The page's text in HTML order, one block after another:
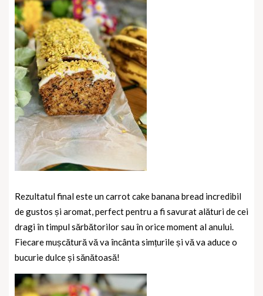
Rezultatul final este un carrot cake banana bread incredibil
de gustos și aromat, perfect pentru a fi savurat alături de cei
dragi în timpul sărbătorilor sau în orice moment al anului.
Fiecare mușcătură vă va încânta simțurile și vă va aduce o
bucurie dulce și sănătoasă!